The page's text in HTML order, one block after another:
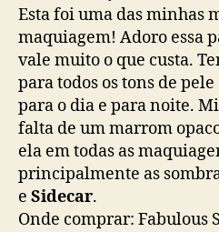
Esta foi uma das minhas
maquiagem! Adoro essa
vale muito o que custa.
para todos os tons de
para o dia e para noite.
falta de um marrom
ela em todas as
principalmente as
e Sidecar.
Onde comprar: Fabulous